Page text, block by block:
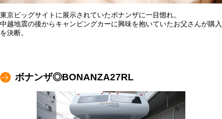
東京ビッグサイトに展示されていたボナンザに一目惚れ。
中越地震の後からキャンピングカーに興味を抱いていたお父さんが購入
を決断。
ボナンザ◎BONANZA27RL